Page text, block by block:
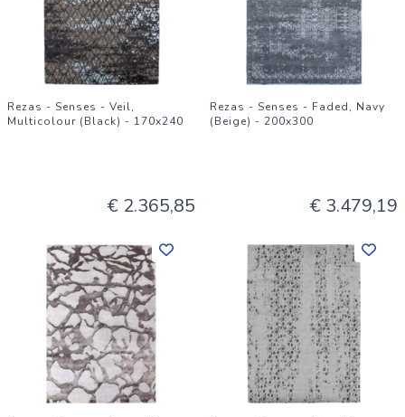
Rezas - Senses - Veil,
Multicolour (Black) - 170x240
€ 2.365,85
Rezas - Senses - Faded, Navy
(Beige) - 200x300
€ 3.479,19